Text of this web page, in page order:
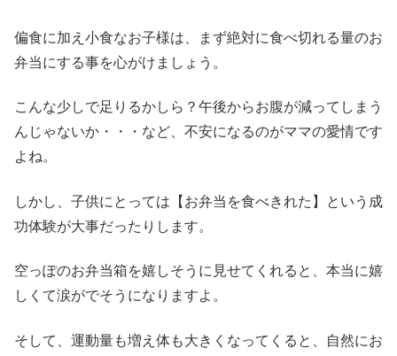
偏食に加え小食なお子様は、まず絶対に食べ切れる量のお
弁当にする事を心がけましょう。
こんな少しで足りるかしら？午後からお腹が減ってしまう
んじゃないか・・・など、不安になるのがママの愛情です
よね。
しかし、子供にとっては【お弁当を食べきれた】という成
功体験が大事だったりします。
空っぽのお弁当箱を嬉しそうに見せてくれると、本当に嬉
しくて涙がでそうになりますよ。
そして、運動量も増え体も大きくなってくると、自然にお